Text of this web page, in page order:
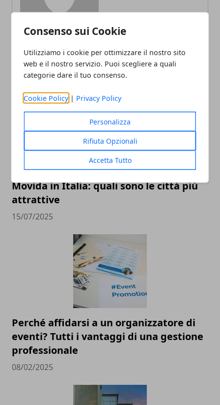
Consenso sui Cookie
Utilizziamo i cookie per ottimizzare il nostro sito
web e il nostro servizio. Puoi scegliere a quali
categorie dare il tuo consenso.
Cookie Policy | Privacy Policy
Personalizza
Rifiuta Opzionali
Accetta Tutto
ARTICOLI CORRELATI
Movida in Italia: quali sono le città più
attrattive
15/07/2025
Perché affidarsi a un organizzatore di
eventi? Tutti i vantaggi di una gestione
professionale
08/02/2025